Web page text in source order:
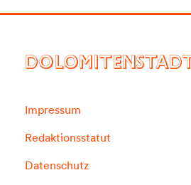
DOLOMITENSTADT
Impressum
Redaktionsstatut
Datenschutz